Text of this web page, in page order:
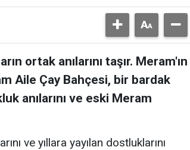
ortak anılarını taşır. Meram'ın
Aile Çay Bahçesi, bir bardak
anılarını ve eski Meram
ve yıllara yayılan dostluklarını